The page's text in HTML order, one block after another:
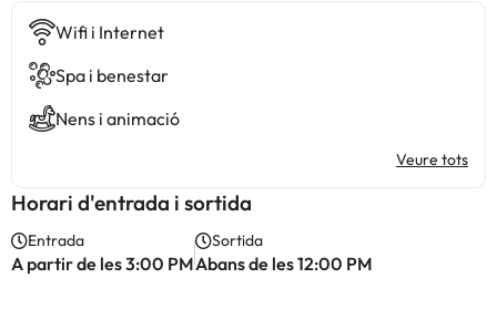
Wifi i Internet
Spa i benestar
Nens i animació
Veure tots
Horari d'entrada i sortida
Entrada
A partir de les 3:00 PM
Sortida
Abans de les 12:00 PM